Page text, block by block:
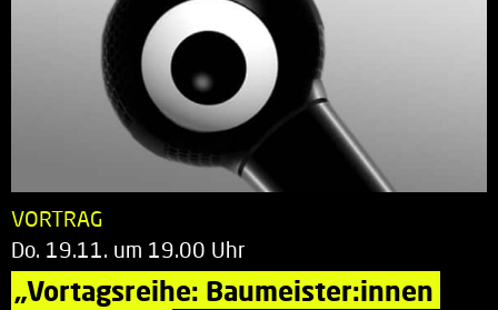
VORTRAG
Do. 19.11. um 19.00 Uhr
„Vortagsreihe: Baumeister:innen